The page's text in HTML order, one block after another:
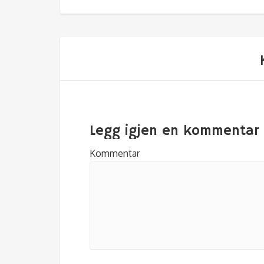
Legg igjen en kommentar
Kommentar